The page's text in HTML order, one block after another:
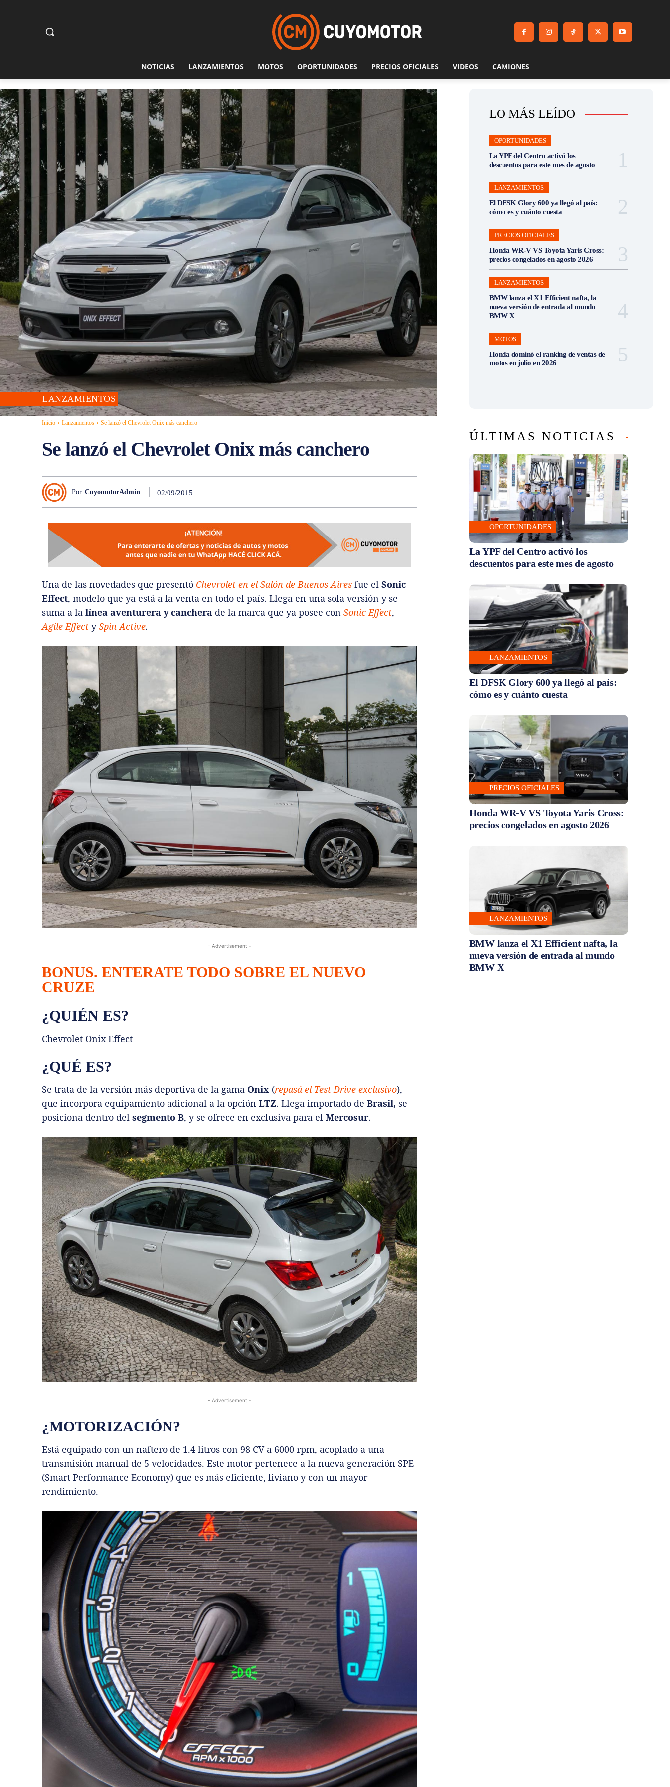
NOTICIAS LANZAMIENTOS MOTOS OPORTUNIDADES PRECIOS OFICIALES VIDEOS CAMIONES
LANZAMIENTOS
Inicio Lanzamientos Se lanzó el Chevrolet Onix más canchero
Se lanzó el Chevrolet Onix más canchero
Por CuyomotorAdmin 02/09/2015
Una de las novedades que presentó Chevrolet en el Salón de Buenos Aires fue el Sonic
Effect, modelo que ya está a la venta en todo el país. Llega en una sola versión y se
suma a la línea aventurera y canchera de la marca que ya posee con Sonic Effect,
Agile Effect ySpin Active.
- Advertisement -
BONUS. ENTERATE TODO SOBRE EL NUEVO
CRUZE
¿QUIÉN ES?
Chevrolet Onix Effect
¿QUÉ ES?
Se trata de la versión más deportiva de la gama Onix (repasá el Test Drive exclusivo),
que incorpora equipamiento adicional a la opción LTZ. Llega importado de Brasil, se
posiciona dentro del segmento B, y se ofrece en exclusiva para el Mercosur.
- Advertisement -
¿MOTORIZACIÓN?
Está equipado con un naftero de 1.4 litros con 98 CV a 6000 rpm, acoplado a una
transmisión manual de 5 velocidades. Este motor pertenece a la nueva generación SPE
(Smart Performance Economy) que es más eficiente, liviano y con un mayor
rendimiento.
LO MÁS LEÍDO
OPORTUNIDADES
La YPF del Centro activó los
descuentos para este mes de agosto
LANZAMIENTOS
El DFSK Glory 600 ya llegó al país:
cómo es y cuánto cuesta
PRECIOS OFICIALES
Honda WR-V VS Toyota Yaris Cross:
precios congelados en agosto 2026
LANZAMIENTOS
BMW lanza el X1 Efficient nafta, la
nueva versión de entrada al mundo
BMW X
MOTOS
Honda dominó el ranking de ventas de
motos en julio en 2026
ÚLTIMAS NOTICIAS
OPORTUNIDADES
La YPF del Centro activó los
descuentos para este mes de agosto
LANZAMIENTOS
El DFSK Glory 600 ya llegó al país:
cómo es y cuánto cuesta
PRECIOS OFICIALES
Honda WR-V VS Toyota Yaris Cross:
precios congelados en agosto 2026
LANZAMIENTOS
BMW lanza el X1 Efficient nafta, la
nueva versión de entrada al mundo
BMW X